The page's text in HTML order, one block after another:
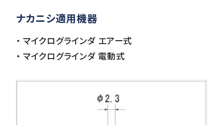
会社情報
ナカニシ適用機器
・ マイクログラインダ エアー式
・ マイクログラインダ 電動式